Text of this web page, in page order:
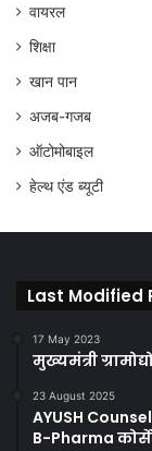
वायरल
शिक्षा
खान पान
अजब-गजब
ऑटोमोबाइल
हेल्थ एंड ब्यूटी
Last Modified
17 May 2023
मुख्यमंत्री
23 August 2025
AYUSH
B-Pharma